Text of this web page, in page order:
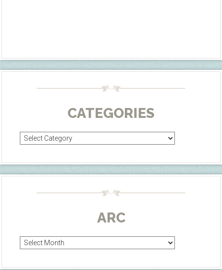
CATEGORIES
Categories
ARC
Arc